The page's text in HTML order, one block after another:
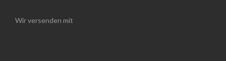
Wir versenden mit